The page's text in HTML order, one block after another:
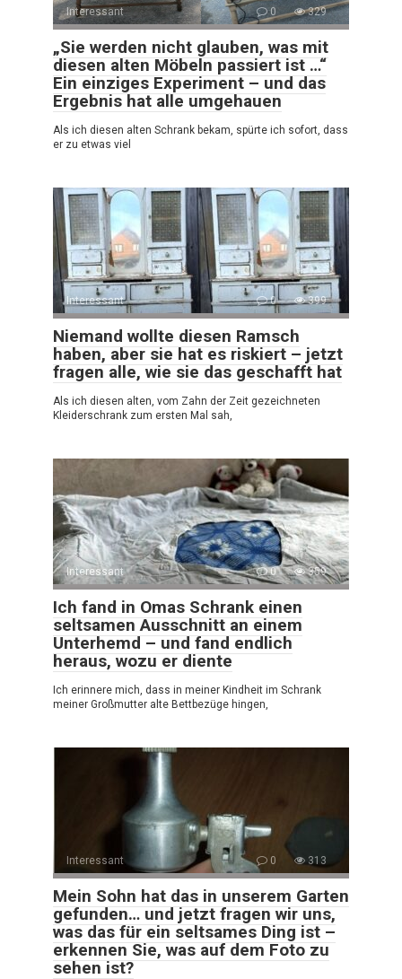
Interessant 0 329
„Sie werden nicht glauben, was mit
diesen alten Möbeln passiert ist …“
Ein einziges Experiment – und das
Ergebnis hat alle umgehauen
Als ich diesen alten Schrank bekam, spürte ich sofort, dass
er zu etwas viel
Interessant 0 399
Niemand wollte diesen Ramsch
haben, aber sie hat es riskiert – jetzt
fragen alle, wie sie das geschafft hat
Als ich diesen alten, vom Zahn der Zeit gezeichneten
Kleiderschrank zum ersten Mal sah,
Interessant 0 359
Ich fand in Omas Schrank einen
seltsamen Ausschnitt an einem
Unterhemd – und fand endlich
heraus, wozu er diente
Ich erinnere mich, dass in meiner Kindheit im Schrank
meiner Großmutter alte Bettbezüge hingen,
Interessant 0 313
Mein Sohn hat das in unserem Garten
gefunden… und jetzt fragen wir uns,
was das für ein seltsames Ding ist –
erkennen Sie, was auf dem Foto zu
sehen ist?